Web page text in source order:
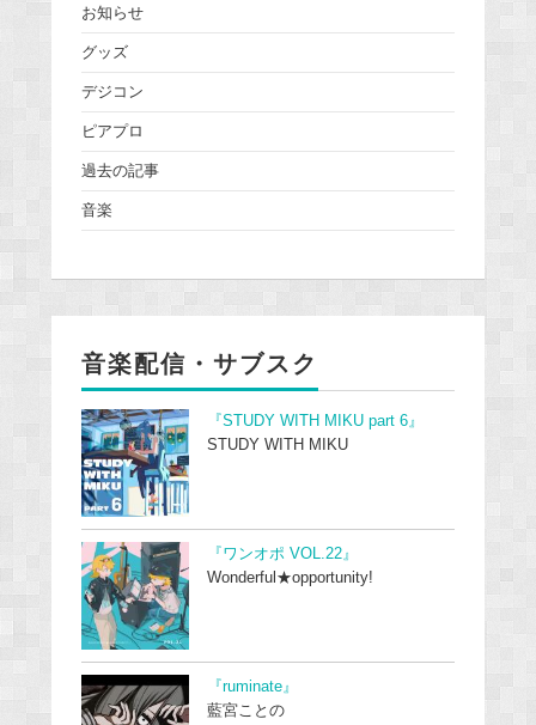
お知らせ
グッズ
デジコン
ピアプロ
過去の記事
音楽
音楽配信・サブスク
『STUDY WITH MIKU part 6』
STUDY WITH MIKU
『ワンオポ VOL.22』
Wonderful★opportunity!
『ruminate』
藍宮ことの